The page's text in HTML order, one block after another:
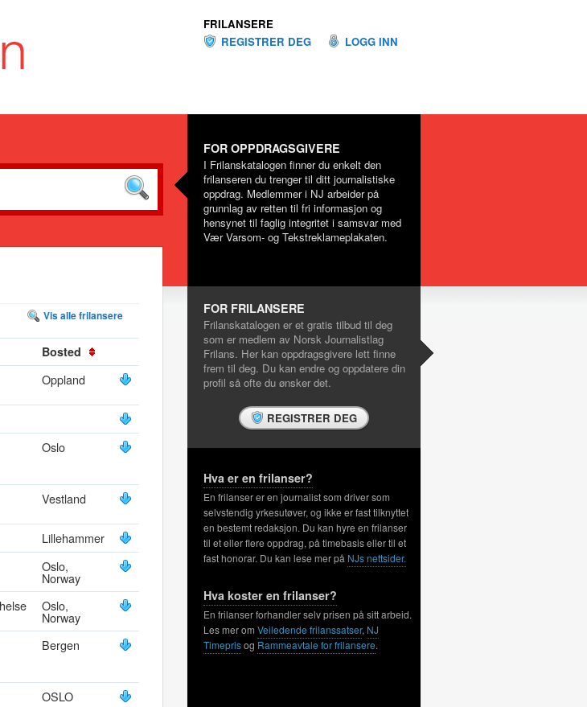
FRILANSERE
REGISTRER DEG
LOGG INN
FOR OPPDRAGSGIVERE
I Frilanskatalogen finner du enkelt den
frilanseren du trenger til ditt journalistiske
oppdrag. Medlemmer i NJ arbeider på
grunnlag av retten til fri informasjon og
hensynet til faglig integritet i samsvar med
Vær Varsom- og Tekstreklameplakaten.
Vis alle frilansere
Bosted
Oppland
Oslo
Vestland
Lillehammer
Oslo,
Norway
Oslo,
Norway
Bergen
OSLO
FOR FRILANSERE
Frilanskatalogen er et gratis tilbud til deg
som er medlem av Norsk Journalistlag
Frilans. Her kan oppdragsgivere lett finne
frem til deg. Du kan endre og oppdatere din
profil så ofte du ønsker det.
REGISTRER DEG
Hva er en frilanser?
En frilanser er en journalist som driver som
selvstendig yrkesutøver, og ikke er fast tilknyttet
en bestemt redaksjon. Du kan hyre en frilanser
til et eller flere oppdrag, på timebasis eller til et
fast honorar. Du kan lese mer på NJs nettsider.
Hva koster en frilanser?
En frilanser forhandler selv prisen på sitt arbeid.
Les mer om Veiledende frilanssatser, NJ
Timeprisog Rammeavtale for frilansere.